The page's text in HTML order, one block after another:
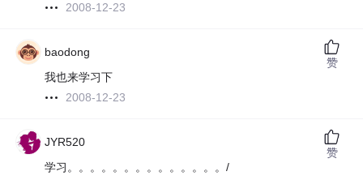
2008-12-23
baodong
我也来学习下
2008-12-23
赞
JYR520
学习。。。。。。。。。。。。。。/
赞